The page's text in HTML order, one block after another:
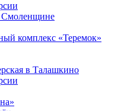
Смоленщине
комплекс «Теремок»
в Талашкино